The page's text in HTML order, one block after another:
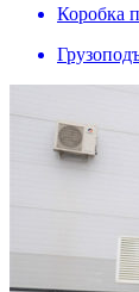
Коробка